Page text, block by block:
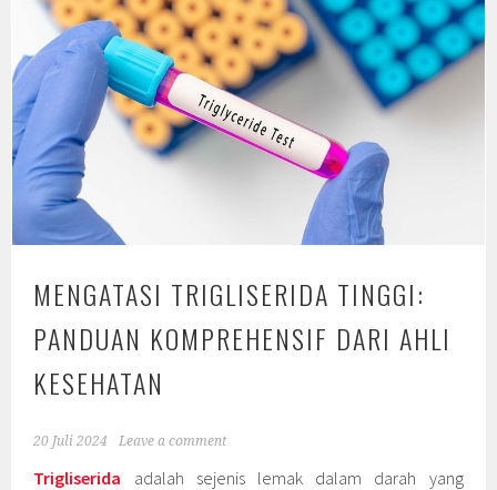
MENGATASI TRIGLISERIDA TINGGI:
PANDUAN KOMPREHENSIF DARI AHLI
KESEHATAN
20 Juli 2024 Leave a comment
Trigliserida adalah sejenis lemak dalam darah yang